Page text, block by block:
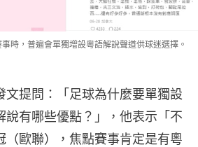
時，普遍會單獨增設粵語解說聲道供球迷選擇。
文提問：「足球為什麼要單獨設
說有哪些優點？」，他表示「不
（歐聯），焦點賽事肯定是有粵